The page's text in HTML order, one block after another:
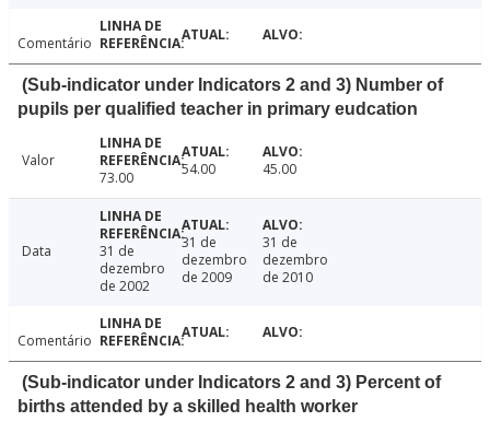
Comentário
(Sub-indicator under Indicators 2 and 3) Number of
pupils per qualified teacher in primary eudcation
Valor
73.00
54.00 45.00
Data
31 de
dezembro
de 2002
31 de
dezembro
de 2009
31 de
dezembro
de 2010
Comentário
(Sub-indicator under Indicators 2 and 3) Percent of
births attended by a skilled health worker